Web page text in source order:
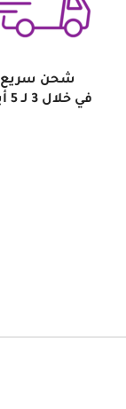
شحن سريع
في خلال 3 لـ 5 أيام